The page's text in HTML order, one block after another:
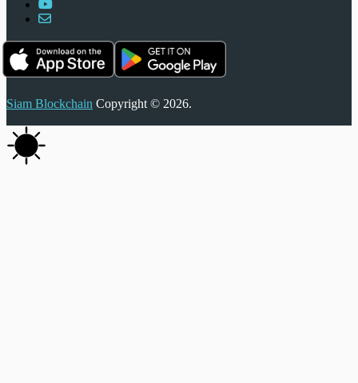
Siam Blockchain Copyright © 2026.